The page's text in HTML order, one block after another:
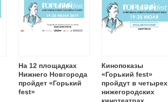
На 12 площадках
Нижнего Новгорода
пройдет «Горький
fest»
Кинопоказы
«Горький fest»
пройдут в четырех
нижегородских